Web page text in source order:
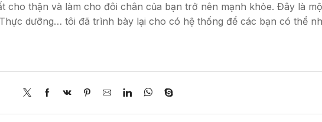
thận và làm cho đôi chân của bạn trở nên mạnh khỏe. Đây là
dưỡng… tôi đã trình bày lại cho có hệ thống để các bạn có thể